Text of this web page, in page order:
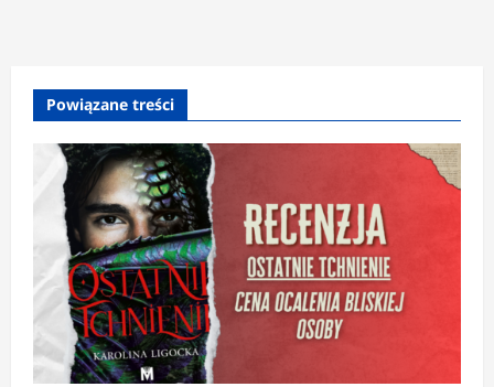
Powiązane treści